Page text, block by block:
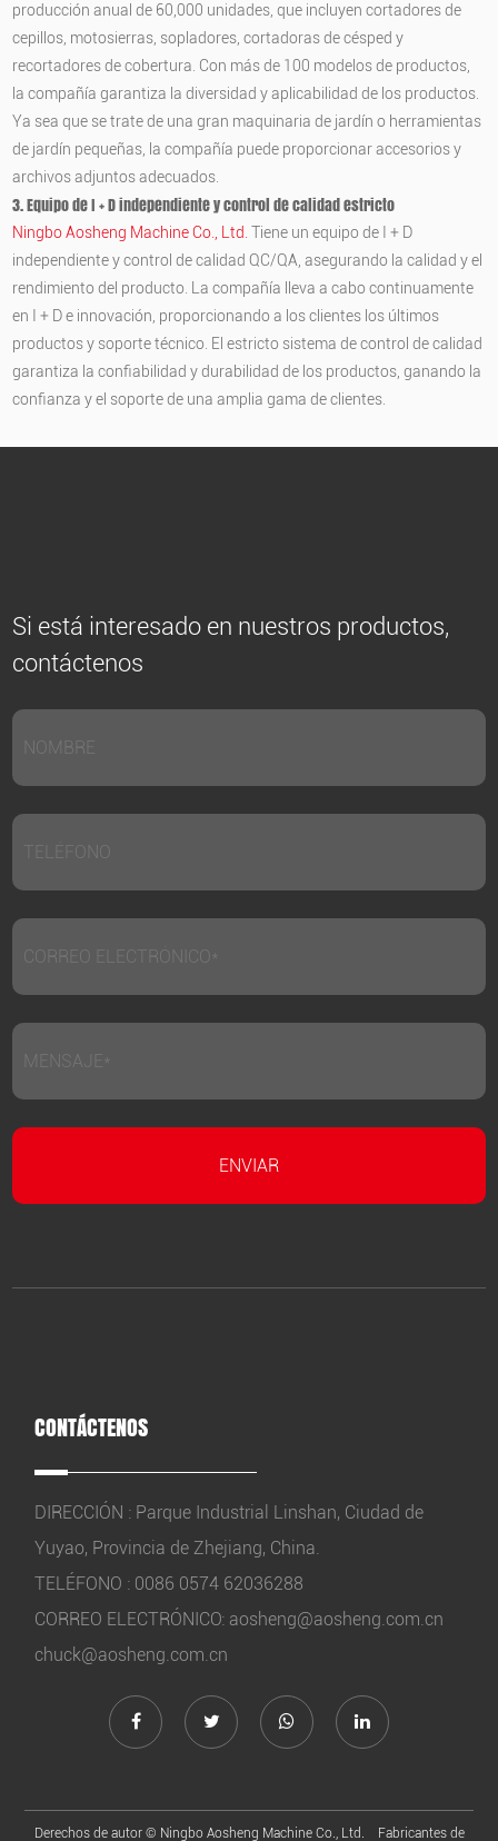
producción anual de 60,000 unidades, que incluyen cortadores de
cepillos, motosierras, sopladores, cortadoras de césped y
recortadores de cobertura. Con más de 100 modelos de productos,
la compañía garantiza la diversidad y aplicabilidad de los productos.
Ya sea que se trate de una gran maquinaria de jardín o herramientas
de jardín pequeñas, la compañía puede proporcionar accesorios y
archivos adjuntos adecuados.
3. Equipo de I + D independiente y control de calidad estricto
Ningbo Aosheng Machine Co., Ltd.Tiene un equipo de I + D
independiente y control de calidad QC/QA, asegurando la calidad y el
rendimiento del producto. La compañía lleva a cabo continuamente
en I + D e innovación, proporcionando a los clientes los últimos
productos y soporte técnico. El estricto sistema de control de calidad
garantiza la confiabilidad y durabilidad de los productos, ganando la
confianza y el soporte de una amplia gama de clientes.
Si está interesado en nuestros productos,
contáctenos
CONTÁCTENOS
DIRECCIÓN : Parque Industrial Linshan, Ciudad de
Yuyao, Provincia de Zhejiang, China.
TELÉFONO : 0086 0574 62036288
CORREO ELECTRÓNICO: aosheng@aosheng.com.cn
chuck@aosheng.com.cn
Derechos de autor © Ningbo Aosheng Machine Co., Ltd. Fabricantes de